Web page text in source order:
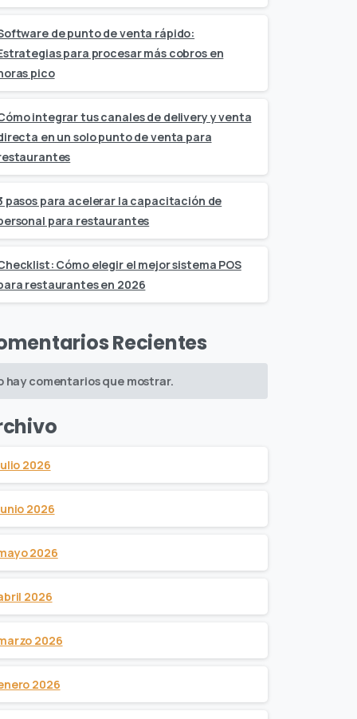
de punto de venta rápido:
para procesar más cobros en
pico
integrar tus canales de delivery y venta
en un solo punto de venta para
pasos para acelerar la capacitación de
para restaurantes
Cómo elegir el mejor sistema POS
restaurantes en 2026
Recientes
hay comentarios que mostrar.
2026
2026
2026
2026
2026
2026